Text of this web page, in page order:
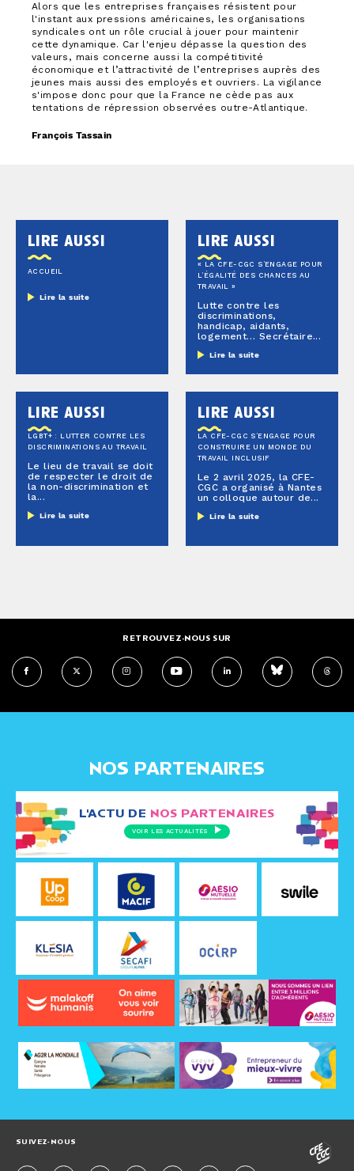
Alors que les entreprises françaises résistent pour
l'instant aux pressions américaines, les organisations
syndicales ont un rôle crucial à jouer pour maintenir
cette dynamique. Car l'enjeu dépasse la question des
valeurs, mais concerne aussi la compétitivité
économique et l’attractivité de l’entreprises auprès des
jeunes mais aussi des employés et ouvriers. La vigilance
s'impose donc pour que la France ne cède pas aux
tentations de répression observées outre-Atlantique.
François Tassain
lire aussi
ACCUEIL
Lire la suite
lire aussi
« LA CFE-CGC S’ENGAGE POUR
L’ÉGALITÉ DES CHANCES AU
TRAVAIL »
Lutte contre les
discriminations,
handicap, aidants,
logement… Secrétaire...
Lire la suite
lire aussi
LGBT+ : LUTTER CONTRE LES
DISCRIMINATIONS AU TRAVAIL
Le lieu de travail se doit
de respecter le droit de
la non-discrimination et
la...
Lire la suite
lire aussi
LA CFE-CGC S’ENGAGE POUR
CONSTRUIRE UN MONDE DU
TRAVAIL INCLUSIF
Le 2 avril 2025, la CFE-
CGC a organisé à Nantes
un colloque autour de...
Lire la suite
RETROUVEZ-NOUS SUR
NOS PARTENAIRES
L'ACTU DE NOS PARTENAIRES
VOIR LES ACTUALITÉS
SUIVEZ-NOUS